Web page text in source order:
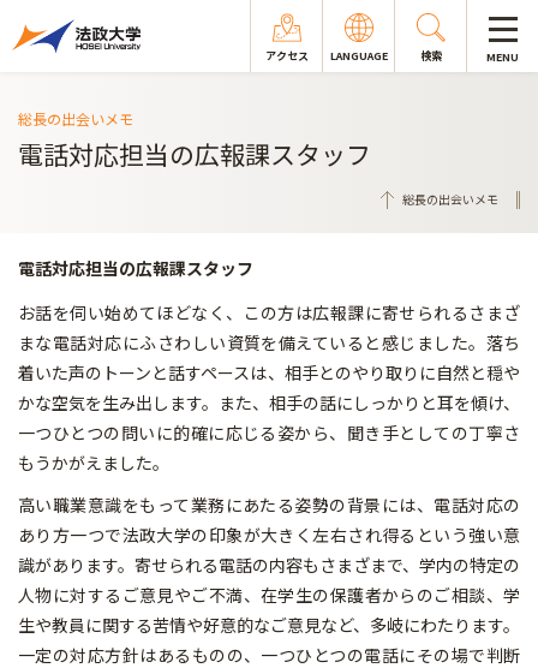
アクセス LANGUAGE 検索 MENU
総長の出会いメモ
電話対応担当の広報課スタッフ
総長の出会いメモ
電話対応担当の広報課スタッフ
お話を伺い始めてほどなく、この方は広報課に寄せられるさまざ
まな電話対応にふさわしい資質を備えていると感じました。落ち
着いた声のトーンと話すペースは、相手とのやり取りに自然と穏や
かな空気を生み出します。また、相手の話にしっかりと耳を傾け、
一つひとつの問いに的確に応じる姿から、聞き手としての丁寧さ
もうかがえました。
高い職業意識をもって業務にあたる姿勢の背景には、電話対応の
あり方一つで法政大学の印象が大きく左右され得るという強い意
識があります。寄せられる電話の内容もさまざまで、学内の特定の
人物に対するご意見やご不満、在学生の保護者からのご相談、学
生や教員に関する苦情や好意的なご意見など、多岐にわたります。
一定の対応方針はあるものの、一つひとつの電話にその場で判断